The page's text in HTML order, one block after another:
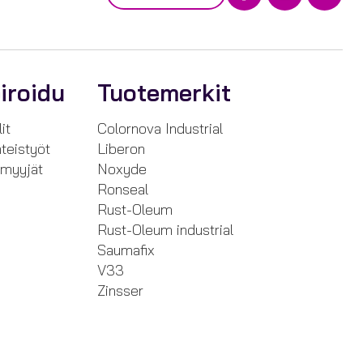
Tuotemerkit
Colornova Industrial
Liberon
Noxyde
Ronseal
Rust-Oleum
Rust-Oleum industrial
Saumafix
V33
Zinsser